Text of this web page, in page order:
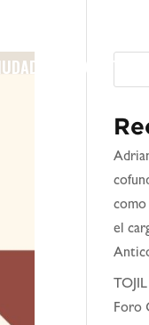
CONTACTO
como
el
Foro